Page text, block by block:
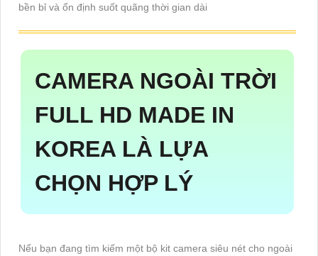
bền bỉ và ổn định suốt quãng thời gian dài
CAMERA NGOÀI TRỜI
FULL HD MADE IN
KOREA LÀ LỰA
CHỌN HỢP LÝ
Nếu bạn đang tìm kiếm một bộ kit camera siêu nét cho ngoài